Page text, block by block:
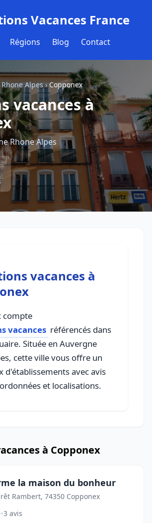
Vacances France
Régions Blog Contact
Alpes›Copponex
vacances à
Rhone Alpes
vacances à
compte
vacances référencés dans
Située en Auvergne
cette ville vous offre un
d'établissements avec avis
et localisations.
à Copponex
la maison du bonheur
Rambert, 74350 Copponex
•3 avis